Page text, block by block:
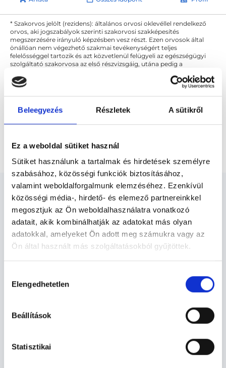
Beleegyezés Részletek A sütikről
Ez a weboldal sütiket használ
Sütiket használunk a tartalmak és hirdetések személyre
szabásához, közösségi funkciók biztosításához,
valamint weboldalforgalmunk elemzéséhez. Ezenkívül
közösségi média-, hirdető- és elemező partnereinkkel
megosztjuk az Ön weboldalhasználatra vonatkozó
adatait, akik kombinálhatják az adatokat más olyan
adatokkal, amelyeket Ön adott meg számukra vagy az
Ön által használt más szolgáltatásokból gyűjtöttek.
szabályzat:https://foglaljorvost.hu/info/foglaljorvost-
kiválasztása
Elengedhetetlen
Beállítások
Statisztikai
* Szakorvos jelölt (rezidens): általános orvosi oklevéllel rendelkező
orvos, aki jogszabályok szerinti szakorvosi szakképesítés
megszerzésére irányuló képzésben vesz részt. Ezen orvosok által
önállóan nem végezhető szakmai tevékenységért teljes
felelősséggel tartozik és azt közvetlenül felügyeli az egészségügyi
szolgáltató szakorvosa az első részvizsgáig, utána pedig a
felelősségét kizárja esetleges névazonosságért bármely szakorvos
és szakorvosjelölt esetén.
Főoldal Urológus Budaörs
Urológus Budaörs
Urológus Budaörs - Urológia
SZAKTERÜLETEK
Szolgáltatások